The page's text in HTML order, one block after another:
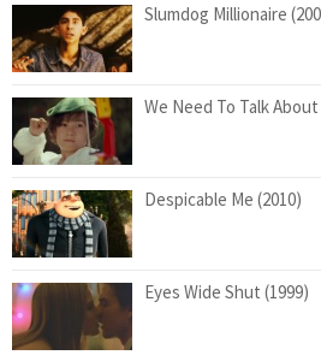
Slumdog Millionaire
We Need To Talk
Despicable Me (2010)
Eyes Wide Shut (1999)